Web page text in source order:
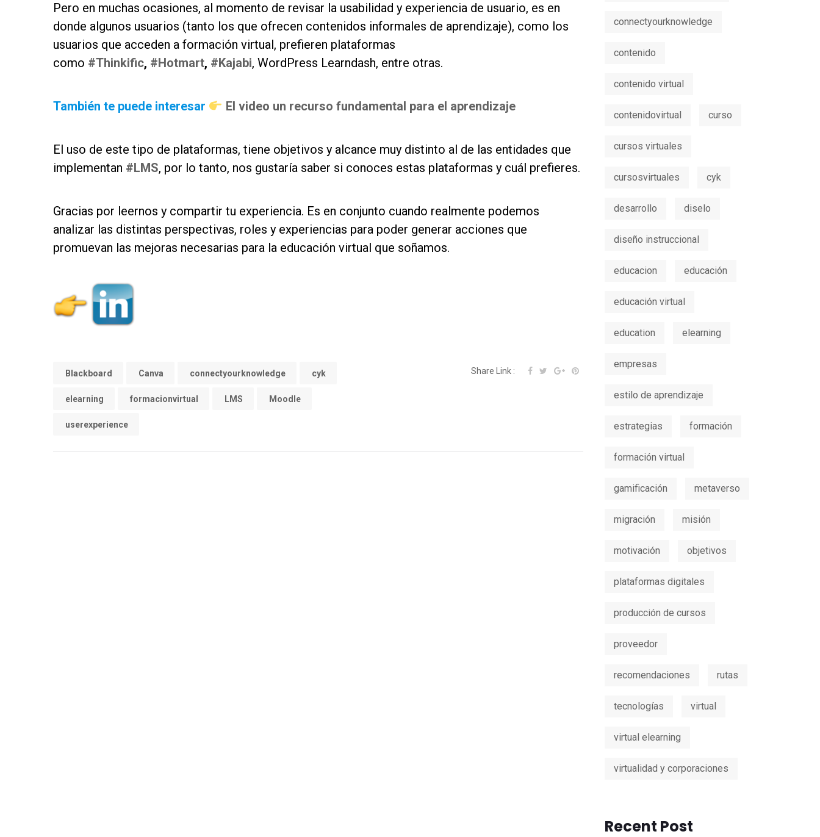
Pero en muchas ocasiones, al momento de revisar la usabilidad y experiencia de usuario, es en
donde algunos usuarios (tanto los que ofrecen contenidos informales de aprendizaje), como los
usuarios que acceden a formación virtual, prefieren plataformas
como #Thinkific, #Hotmart, #Kajabi, WordPress Learndash, entre otras.
También te puede interesar El video un recurso fundamental para el aprendizaje
El uso de este tipo de plataformas, tiene objetivos y alcance muy distinto al de las entidades que
implementan #LMS, por lo tanto, nos gustaría saber si conoces estas plataformas y cuál prefieres.
Gracias por leernos y compartir tu experiencia. Es en conjunto cuando realmente podemos
analizar las distintas perspectivas, roles y experiencias para poder generar acciones que
promuevan las mejoras necesarias para la educación virtual que soñamos.
Blackboard Canva connectyourknowledge cyk
elearning formacionvirtual LMS Moodle
userexperience
Share Link :
connectyourknowledge
contenido
contenido virtual
contenidovirtual curso
cursos virtuales
cursosvirtuales cyk
desarrollo diselo
diseño instruccional
educacion educación
educación virtual
education elearning
empresas
estilo de aprendizaje
estrategias formación
formación virtual
gamificación metaverso
migración misión
motivación objetivos
plataformas digitales
producción de cursos
proveedor
recomendaciones rutas
tecnologías virtual
virtual elearning
virtualidad y corporaciones
Recent Post